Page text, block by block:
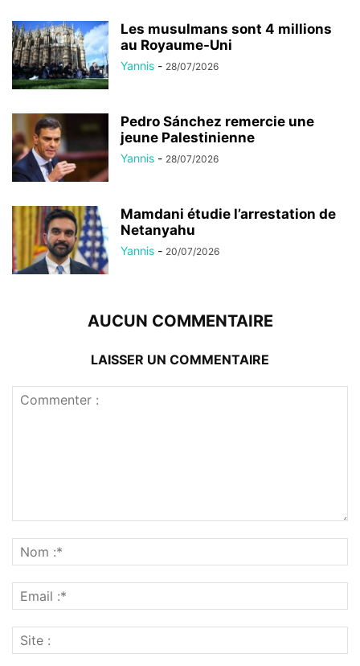
Les musulmans sont 4 millions
au Royaume-Uni
Yannis - 28/07/2026
Pedro Sánchez remercie une
jeune Palestinienne
Yannis - 28/07/2026
Mamdani étudie l’arrestation de
Netanyahu
Yannis - 20/07/2026
AUCUN COMMENTAIRE
LAISSER UN COMMENTAIRE